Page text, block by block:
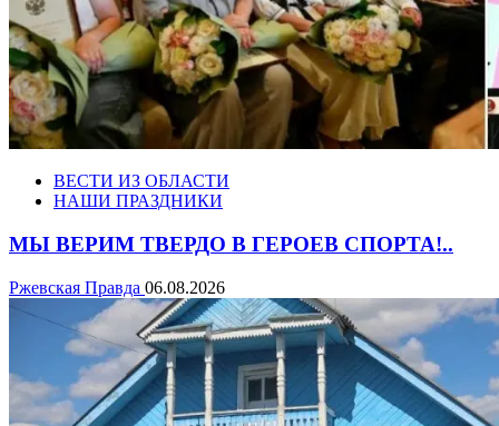
ВЕСТИ ИЗ ОБЛАСТИ
НАШИ ПРАЗДНИКИ
МЫ ВЕРИМ ТВЕРДО В ГЕРОЕВ СПОРТА!..
Ржевская Правда 06.08.2026